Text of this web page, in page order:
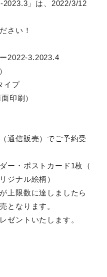
2023.3」は、2022/3/12
さい！
2022-3.2023.4
イプ
印刷）
通信販売）でご予約受
ー・ポストカード1枚（
ジナル絵柄）
上限数に達しましたら
となります。
ゼントいたします。